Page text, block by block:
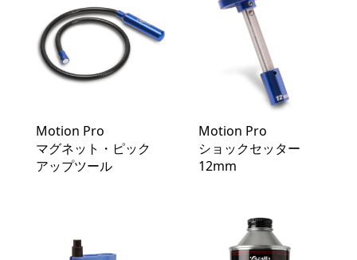
Motion Pro
マグネット・ピック
アップツール
Motion Pro
ショックセッター
12mm